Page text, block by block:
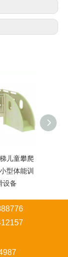
儿童攀爬
型体能训
设备